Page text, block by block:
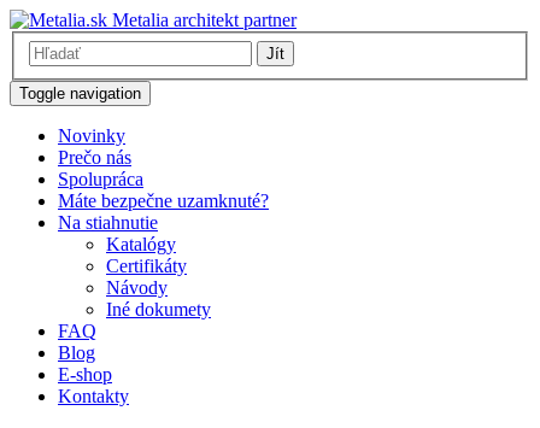
Metalia architekt partner
Jít
Toggle navigation
Novinky
Prečo nás
Spolupráca
Máte bezpečne uzamknuté?
Na stiahnutie
Katalógy
Certifikáty
Návody
Iné dokumety
FAQ
Blog
E-shop
Kontakty